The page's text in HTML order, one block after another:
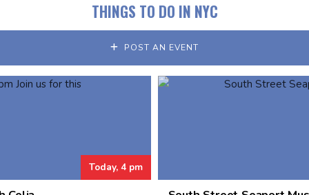
THINGS TO DO IN NYC
POST AN EVENT
Today, 4 pm